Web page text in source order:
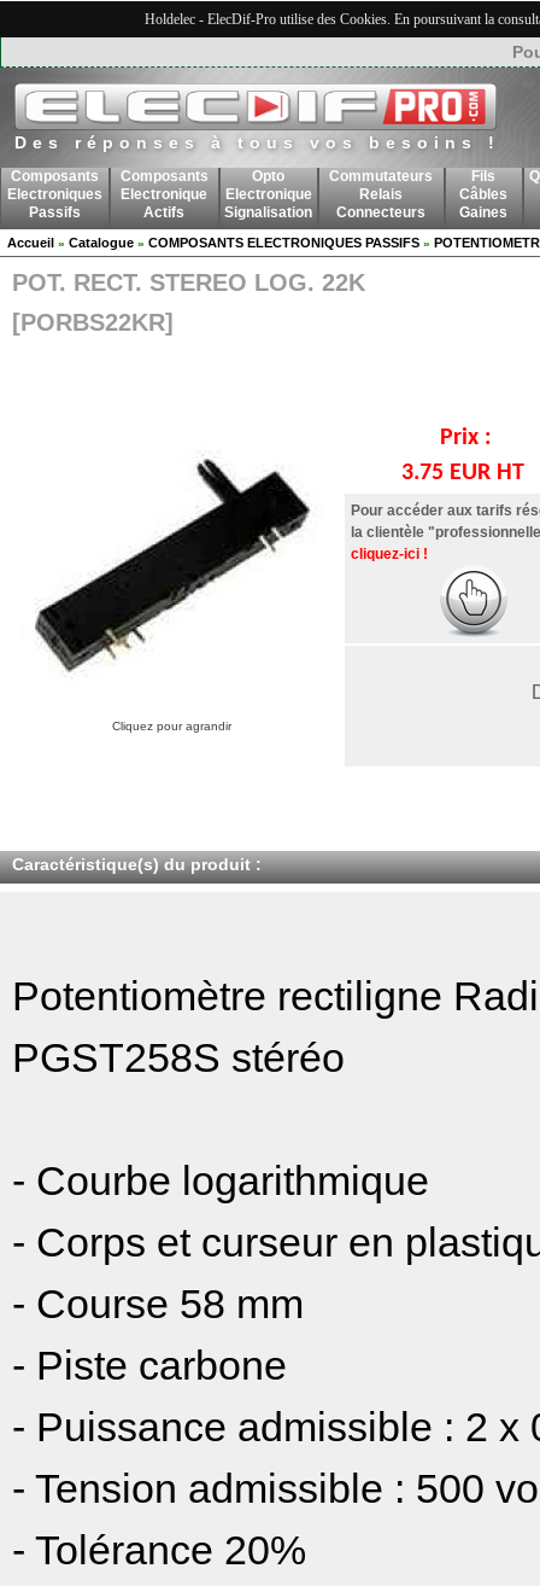
Holdelec - ElecDif-Pro utilise des Cookies. En poursuivant la
Des réponses à tous vos besoins !
Composants
Electroniques
Passifs
Composants
Electronique
Actifs
Opto
Electronique
Signalisation
Commutateurs
Relais
Connecteurs
Fils
Câbles
Gaines
Accueil » Catalogue » COMPOSANTS ELECTRONIQUES PASSIFS »
POT. RECT. STEREO LOG. 22K
[PORBS22KR]
Cliquez pour agrandir
Prix :
3.75 EUR HT
Pour accéder aux tarifs
la clientèle
cliquez-ici !
Caractéristique(s) du produit :
Potentiomètre rectiligne
PGST258S stéréo
- Courbe logarithmique
- Corps et curseur en
- Course 58 mm
- Piste carbone
- Puissance admissible : 2 x
- Tension admissible : 500
- Tolérance 20%